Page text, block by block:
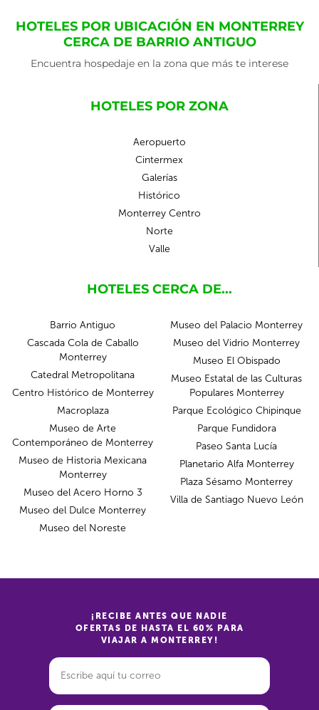
HOTELES POR UBICACIÓN EN MONTERREY
CERCA DE BARRIO ANTIGUO
Encuentra hospedaje en la zona que más te interese
HOTELES POR ZONA
Aeropuerto
Cintermex
Galerías
Histórico
Monterrey Centro
Norte
Valle
HOTELES CERCA DE...
Barrio Antiguo
Cascada Cola de Caballo
Monterrey
Catedral Metropolitana
Centro Histórico de Monterrey
Macroplaza
Museo de Arte
Contemporáneo de Monterrey
Museo de Historia Mexicana
Monterrey
Museo del Acero Horno 3
Museo del Dulce Monterrey
Museo del Noreste
Museo del Palacio Monterrey
Museo del Vidrio Monterrey
Museo El Obispado
Museo Estatal de las Culturas
Populares Monterrey
Parque Ecológico Chipinque
Parque Fundidora
Paseo Santa Lucía
Planetario Alfa Monterrey
Plaza Sésamo Monterrey
Villa de Santiago Nuevo León
¡RECIBE ANTES QUE NADIE
OFERTAS DE HASTA EL 60% PARA
VIAJAR A MONTERREY!